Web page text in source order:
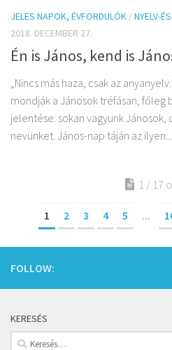
JELES NAPOK, ÉVFORDULÓK /NYELV-
2018. DECEMBER 27.
Én is János, kend is
„Nincs más haza, csak az
mondják a Jánosok tréfásan, főleg
jelentése: sokan vagyunk Jánosok,
nevünket. János-nap táján az ilyen...
1 / 17
1 2 3 4 5 ...
FOLLOW:
KERESÉS
Keresés: